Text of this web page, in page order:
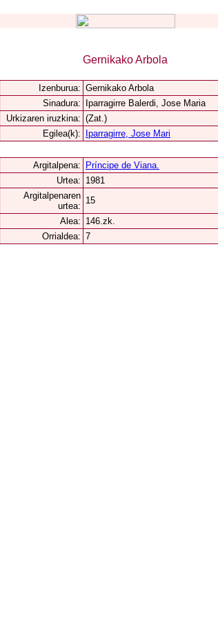
Gernikako Arbola
Izenburua: Gernikako Arbola
Sinadura:
Iparragirre Balerdi, Jose Maria
Urkizaren iruzkina: (Zat.)
Egilea(k):
Iparragirre, Jose Mari
Argitalpena:
Príncipe de Viana.
Urtea: 1981
Argitalpenaren
urtea:
15
Alea: 146.zk.
Orrialdea: 7